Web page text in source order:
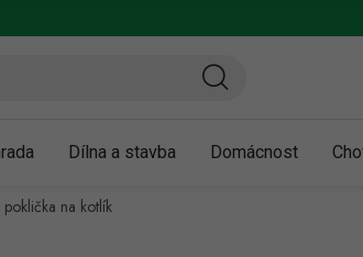
Dílna a stavba Domácnost
poklička na kotlík